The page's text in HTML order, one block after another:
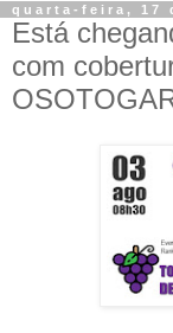
quarta-feira, 17
Está
com